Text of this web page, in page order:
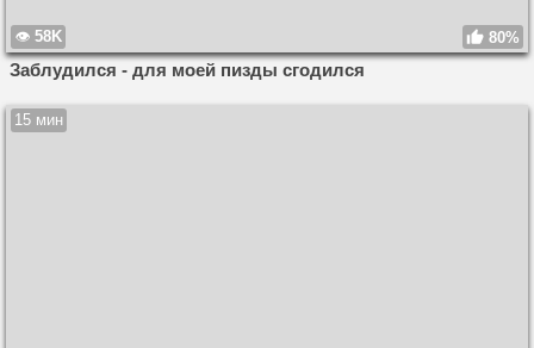
58K 80%
Заблудился - для моей пизды сгодился
15 мин